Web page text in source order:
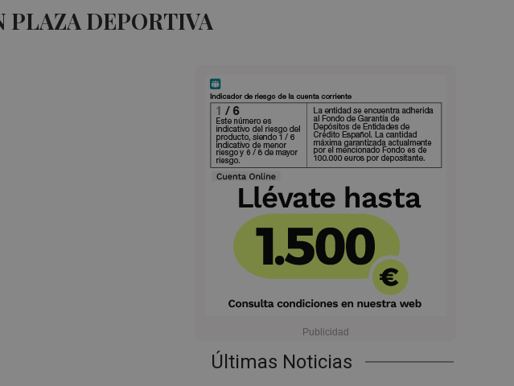
PLAZA DEPORTIVA
Últimas Noticias